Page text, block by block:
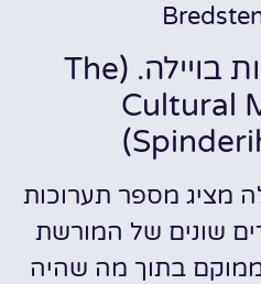
מוזיאון התרבות בויילה. (The
Cultural
מציג מספר תערוכות
שונים של המורשת
ממוקם בתוך מה שהיה